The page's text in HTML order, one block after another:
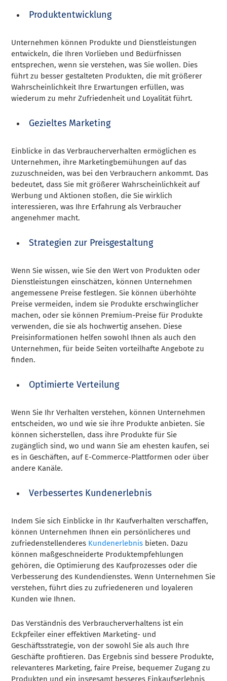
Produktentwicklung
Unternehmen können Produkte und Dienstleistungen
entwickeln, die Ihren Vorlieben und Bedürfnissen
entsprechen, wenn sie verstehen, was Sie wollen. Dies
führt zu besser gestalteten Produkten, die mit größerer
Wahrscheinlichkeit Ihre Erwartungen erfüllen, was
wiederum zu mehr Zufriedenheit und Loyalität führt.
Gezieltes Marketing
Einblicke in das Verbraucherverhalten ermöglichen es
Unternehmen, ihre Marketingbemühungen auf das
zuzuschneiden, was bei den Verbrauchern ankommt. Das
bedeutet, dass Sie mit größerer Wahrscheinlichkeit auf
Werbung und Aktionen stoßen, die Sie wirklich
interessieren, was Ihre Erfahrung als Verbraucher
angenehmer macht.
Strategien zur Preisgestaltung
Wenn Sie wissen, wie Sie den Wert von Produkten oder
Dienstleistungen einschätzen, können Unternehmen
angemessene Preise festlegen. Sie können überhöhte
Preise vermeiden, indem sie Produkte erschwinglicher
machen, oder sie können Premium-Preise für Produkte
verwenden, die sie als hochwertig ansehen. Diese
Preisinformationen helfen sowohl Ihnen als auch den
Unternehmen, für beide Seiten vorteilhafte Angebote zu
finden.
Optimierte Verteilung
Wenn Sie Ihr Verhalten verstehen, können Unternehmen
entscheiden, wo und wie sie ihre Produkte anbieten. Sie
können sicherstellen, dass ihre Produkte für Sie
zugänglich sind, wo und wann Sie am ehesten kaufen, sei
es in Geschäften, auf E-Commerce-Plattformen oder über
andere Kanäle.
Verbessertes Kundenerlebnis
Indem Sie sich Einblicke in Ihr Kaufverhalten verschaffen,
können Unternehmen Ihnen ein persönlicheres und
zufriedenstellenderes Kundenerlebnis bieten. Dazu
können maßgeschneiderte Produktempfehlungen
gehören, die Optimierung des Kaufprozesses oder die
Verbesserung des Kundendienstes. Wenn Unternehmen Sie
verstehen, führt dies zu zufriedeneren und loyaleren
Kunden wie Ihnen.
Das Verständnis des Verbraucherverhaltens ist ein
Eckpfeiler einer effektiven Marketing- und
Geschäftsstrategie, von der sowohl Sie als auch Ihre
Geschäfte profitieren. Das Ergebnis sind bessere Produkte,
relevanteres Marketing, faire Preise, bequemer Zugang zu
Produkten und ein insgesamt besseres Einkaufserlebnis